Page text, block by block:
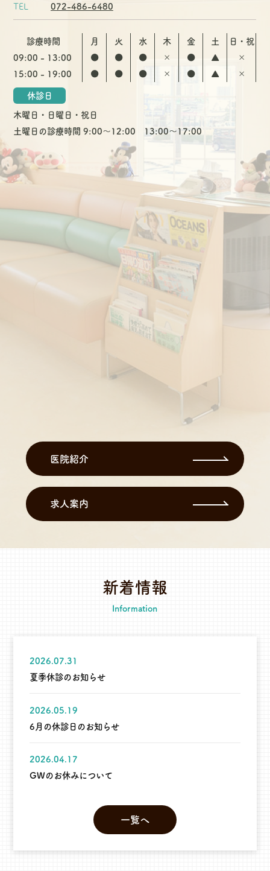
TEL 072-486-6480
診療時間 月 火 水 木 金 土
日・祝
09:00 - 13:00
● ● ● × ● ▲
×
15:00 - 19:00
● ● ● × ● ▲ ×
休診日
木曜日・日曜日・祝日
土曜日の診療時間 9:00〜12:00 13:00〜17:00
医院紹介
求人案内
新着情報
Information
2026.07.31
夏季休診のお知らせ
2026.05.19
6月の休診日のお知らせ
2026.04.17
GWのお休みについて
一覧へ